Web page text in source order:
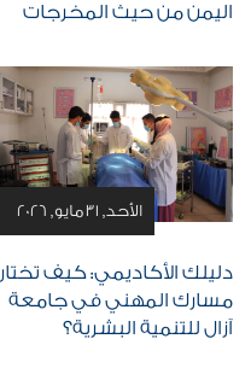
اليمن من حيث المخرجات
الأحد, 31 مايو, 2026
دليلك الأكاديمي: كيف تختار
مسارك المهني في جامعة
آزال للتنمية البشرية؟